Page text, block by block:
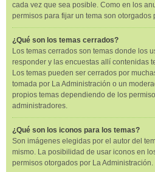
cada vez que sea posible. Como en los
permisos para fijar un tema son otorgados
¿Qué son los temas cerrados?
Los temas cerrados son temas donde los
responder y las encuestas allí contenidas
Los temas pueden ser cerrados por
tomada por La Administración o un
propios temas dependiendo de los
administradores.
¿Qué son los iconos para los temas?
Son imágenes elegidas por el autor del
mismo. La posibilidad de usar iconos en
permisos otorgados por La Administración.